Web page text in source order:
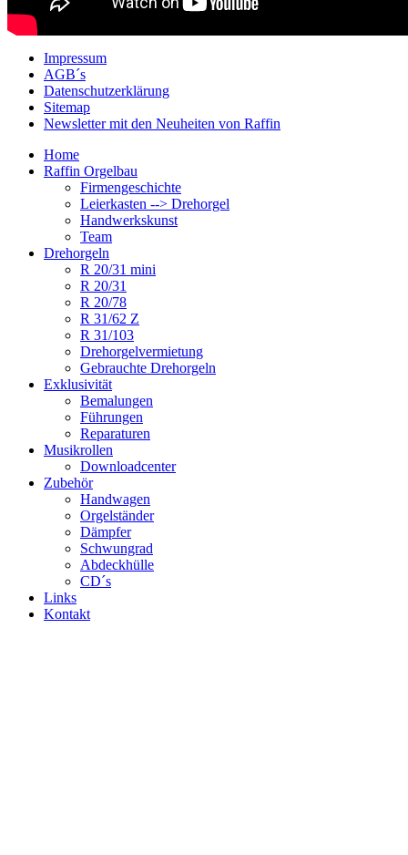
Impressum
AGB´s
Datenschutzerklärung
Sitemap
Newsletter mit den Neuheiten von Raffin
Home
Raffin Orgelbau
Firmengeschichte
Leierkasten --> Drehorgel
Handwerkskunst
Team
Drehorgeln
R 20/31 mini
R 20/31
R 20/78
R 31/62 Z
R 31/103
Drehorgelvermietung
Gebrauchte Drehorgeln
Exklusivität
Bemalungen
Führungen
Reparaturen
Musikrollen
Downloadcenter
Zubehör
Handwagen
Orgelständer
Dämpfer
Schwungrad
Abdeckhülle
CD´s
Links
Kontakt